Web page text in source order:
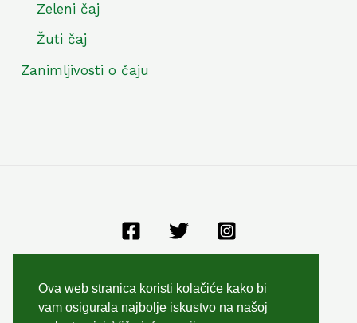
Zeleni čaj
Žuti čaj
Zanimljivosti o čaju
Zaštita privatnosti
Ova web stranica koristi kolačiće kako bi
vam osigurala najbolje iskustvo na našoj